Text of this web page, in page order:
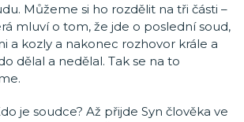
Můžeme si ho rozdělit na tři části –
mluví o tom, že jde o poslední soud,
a kozly a nakonec rozhovor krále a
dělal a nedělal. Tak se na to
je soudce? Až přijde Syn člověka ve